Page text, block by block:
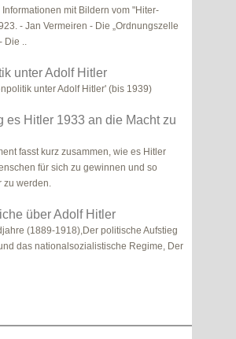
mit Bildern vom "Hiter-
- Jan Vermeiren - Die „Ordnungszelle
Die ..
unter Adolf Hitler
unter Adolf Hitler' (bis 1939)
es Hitler 1933 an die Macht zu
fasst kurz zusammen, wie es Hitler
für sich zu gewinnen und so
zu werden.
über Adolf Hitler
(1889-1918),Der politische Aufstieg
das nationalsozialistische Regime, Der